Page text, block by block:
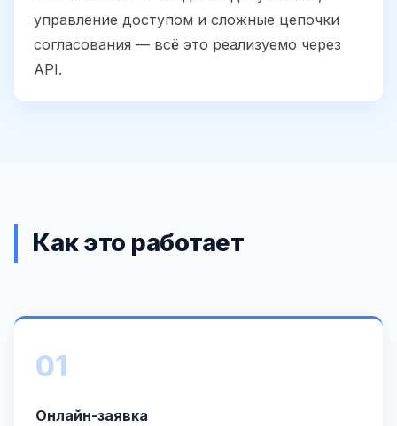
управление доступом и сложные цепочки
согласования — всё это реализуемо через
API.
Как это работает
01
Онлайн-заявка